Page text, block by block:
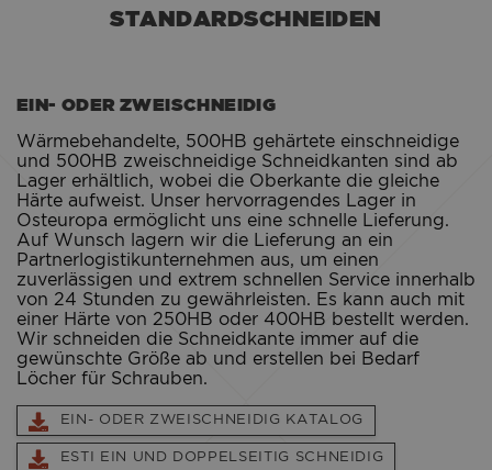
STANDARDSCHNEIDEN
EIN- ODER ZWEISCHNEIDIG
Wärmebehandelte, 500HB gehärtete einschneidige
und 500HB zweischneidige Schneidkanten sind ab
Lager erhältlich, wobei die Oberkante die gleiche
Härte aufweist. Unser hervorragendes Lager in
Osteuropa ermöglicht uns eine schnelle Lieferung.
Auf Wunsch lagern wir die Lieferung an ein
Partnerlogistikunternehmen aus, um einen
zuverlässigen und extrem schnellen Service innerhalb
von 24 Stunden zu gewährleisten. Es kann auch mit
einer Härte von 250HB oder 400HB bestellt werden.
Wir schneiden die Schneidkante immer auf die
gewünschte Größe ab und erstellen bei Bedarf
Löcher für Schrauben.
EIN- ODER ZWEISCHNEIDIG KATALOG
ESTI EIN UND DOPPELSEITIG SCHNEIDIG